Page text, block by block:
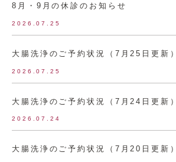
8月・9月の休診のお知らせ
2026.07.25
大腸洗浄のご予約状況（7月25日更新）
2026.07.25
大腸洗浄のご予約状況（7月24日更新）
2026.07.24
大腸洗浄のご予約状況（7月20日更新）